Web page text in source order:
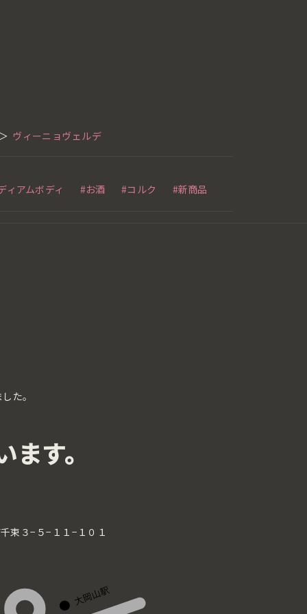
ヴィーニョヴェルデ
ィアムボディ #お酒 #コルク #新商品
た。
す。
束３−５−１１−１０１